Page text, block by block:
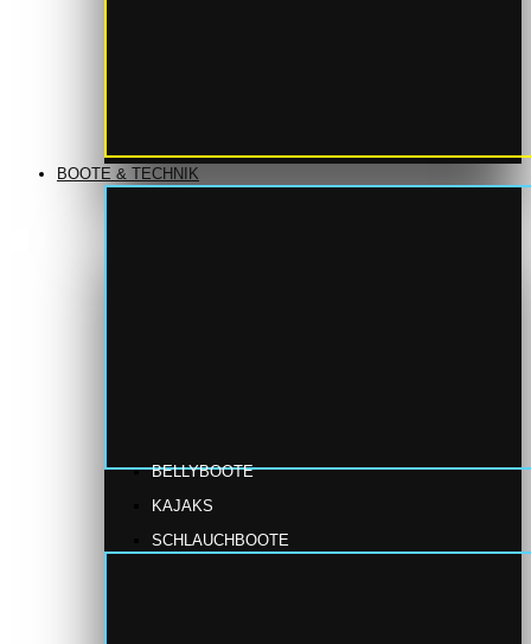
BOOTE & TECHNIK
BELLYBOOTE
KAJAKS
SCHLAUCHBOOTE